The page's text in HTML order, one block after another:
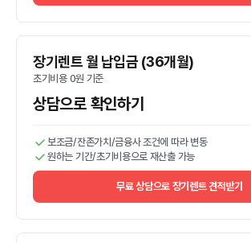
장기렌트 월 납입금 (36개월)
초기비용 0원 기준
상담으로 확인하기
보조금/잔존가치/금융사 조건에 따라 변동
원하는 기간/초기비용으로 재산출 가능
무료 상담으로 장기렌트 견적받기